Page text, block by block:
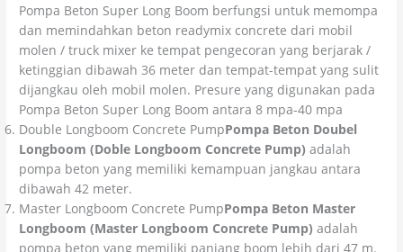
Pompa Beton Super Long Boom berfungsi untuk memompa
dan memindahkan beton readymix concrete dari mobil
molen / truck mixer ke tempat pengecoran yang berjarak /
ketinggian dibawah 36 meter dan tempat-tempat yang sulit
dijangkau oleh mobil molen. Presure yang digunakan pada
Pompa Beton Super Long Boom antara 8 mpa-40 mpa
Double Longboom Concrete PumpPompa Beton Doubel
Longboom (Doble Longboom Concrete Pump) adalah
pompa beton yang memiliki kemampuan jangkau antara
dibawah 42 meter.
Master Longboom Concrete PumpPompa Beton Master
Longboom (Master Longboom Concrete Pump) adalah
pompa beton yang memiliki panjang boom lebih dari 47 m.